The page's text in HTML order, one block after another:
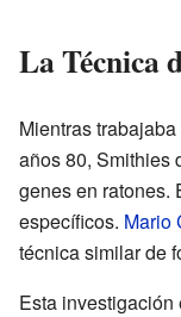
La Técnica
Mientras
años 80, Smithies
genes en ratones.
específicos. Mario
técnica similar de
Esta investigación